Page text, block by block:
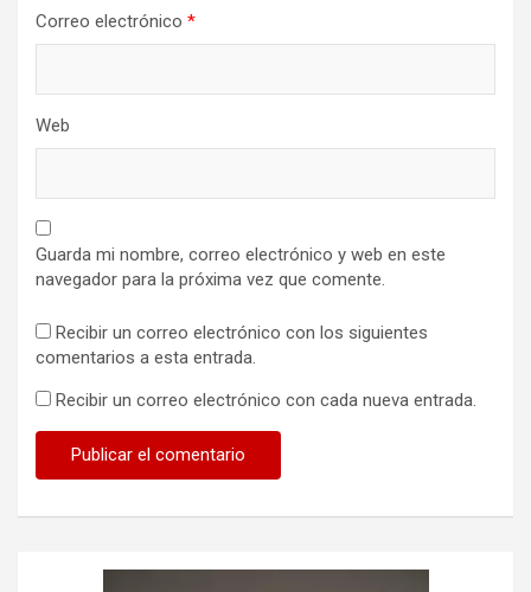
Correo electrónico *
Web
Guarda mi nombre, correo electrónico y web en este
navegador para la próxima vez que comente.
Recibir un correo electrónico con los siguientes
comentarios a esta entrada.
Recibir un correo electrónico con cada nueva entrada.